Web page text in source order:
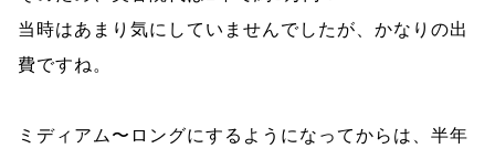
当時はあまり気にしていませんでしたが、かなりの出
費ですね。
ミディアム〜ロングにするようになってからは、半年